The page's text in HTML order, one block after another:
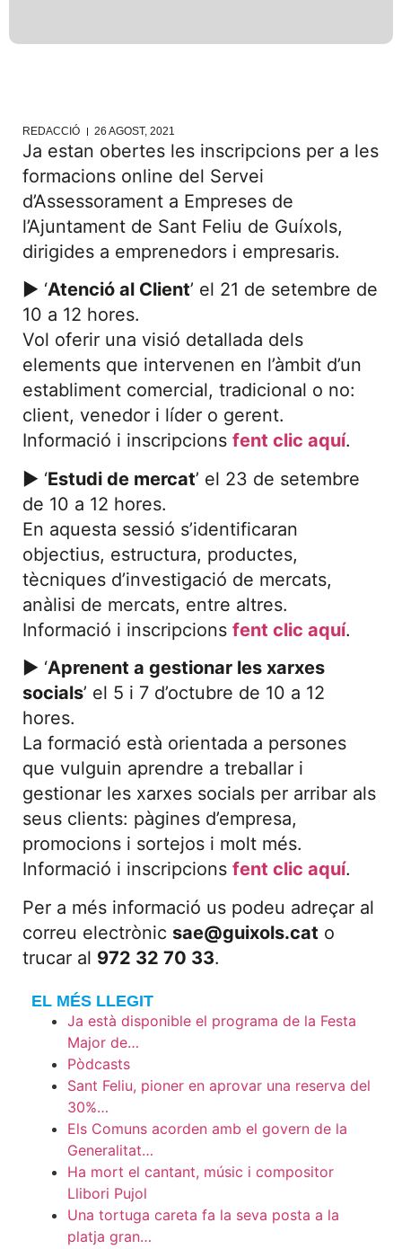
REDACCIÓ 26 AGOST, 2021
Ja estan obertes les inscripcions per a les
formacions online del Servei
d’Assessorament a Empreses de
l’Ajuntament de Sant Feliu de Guíxols,
dirigides a emprenedors i empresaris.
► ‘Atenció al Client’ el 21 de setembre de
10 a 12 hores.
Vol oferir una visió detallada dels
elements que intervenen en l’àmbit d’un
establiment comercial, tradicional o no:
client, venedor i líder o gerent.
Informació i inscripcions fent clic aquí.
► ‘Estudi de mercat’ el 23 de setembre
de 10 a 12 hores.
En aquesta sessió s’identificaran
objectius, estructura, productes,
tècniques d’investigació de mercats,
anàlisi de mercats, entre altres.
Informació i inscripcions fent clic aquí.
► ‘Aprenent a gestionar les xarxes
socials’ el 5 i 7 d’octubre de 10 a 12
hores.
La formació està orientada a persones
que vulguin aprendre a treballar i
gestionar les xarxes socials per arribar als
seus clients: pàgines d’empresa,
promocions i sortejos i molt més.
Informació i inscripcions fent clic aquí.
Per a més informació us podeu adreçar al
correu electrònic sae@guixols.cat o
trucar al 972 32 70 33.
EL MÉS LLEGIT
Ja està disponible el programa de la Festa
Major de…
Pòdcasts
Sant Feliu, pioner en aprovar una reserva del
30%…
Els Comuns acorden amb el govern de la
Generalitat…
Ha mort el cantant, músic i compositor
Llibori Pujol
Una tortuga careta fa la seva posta a la
platja gran…